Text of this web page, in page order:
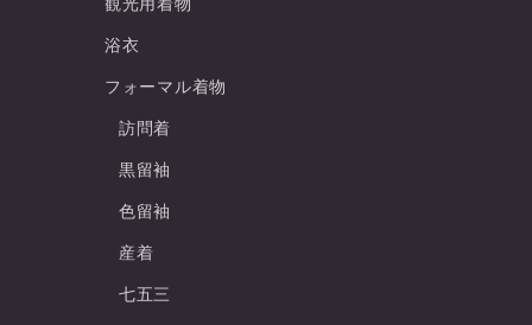
浴衣
フォーマル着物
訪問着
黒留袖
色留袖
産着
七五三